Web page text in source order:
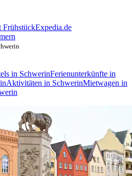
FrühstückExpedia.de
in SchwerinFerienunterkünfte in
Aktivitäten in SchwerinMietwagen in